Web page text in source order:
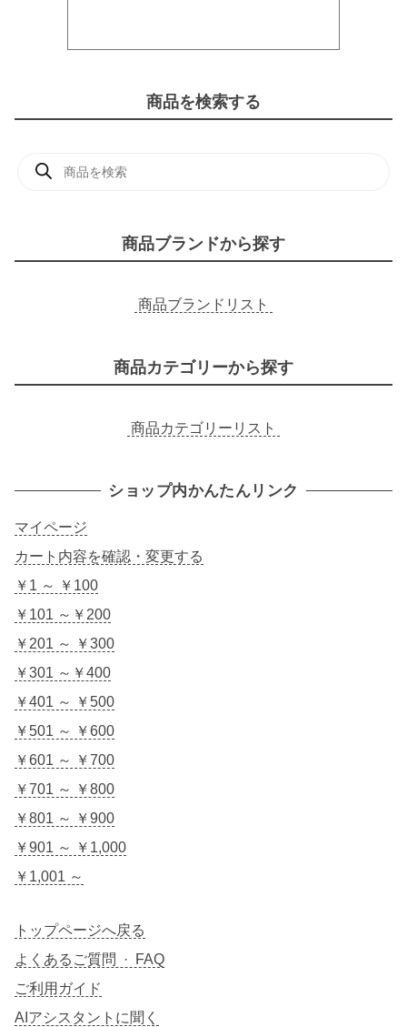
商品を検索する
商品ブランドから探す
商品ブランドリスト
商品カテゴリーから探す
商品カテゴリーリスト
ショップ内かんたんリンク
マイページ
カート内容を確認・変更する
￥1 ～ ￥100
￥101 ～￥200
￥201 ～ ￥300
￥301 ～￥400
￥401 ～ ￥500
￥501 ～ ￥600
￥601 ～ ￥700
￥701 ～ ￥800
￥801 ～ ￥900
￥901 ～ ￥1,000
￥1,001 ～
トップページへ戻る
よくあるご質問 · FAQ
ご利用ガイド
AIアシスタントに聞く